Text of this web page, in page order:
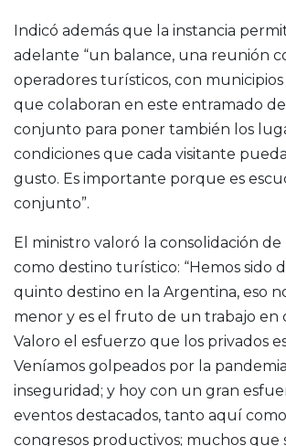
Indicó además que la instancia
adelante “un balance, una reunión
operadores turísticos, con
que colaboran en este entramado
conjunto para poner también los
condiciones que cada visitante
gusto. Es importante porque es
conjunto”.
El ministro valoró la consolidación de
como destino turístico: “Hemos sido
quinto destino en la Argentina, eso
menor y es el fruto de un trabajo en
Valoro el esfuerzo que los privados
Veníamos golpeados por la
inseguridad; y hoy con un gran
eventos destacados, tanto aquí
congresos productivos; muchos que